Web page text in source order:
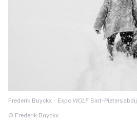
Frederik Buyckx - Expo WOLF Sint-Pietersabdij
© Frederik Buyckx